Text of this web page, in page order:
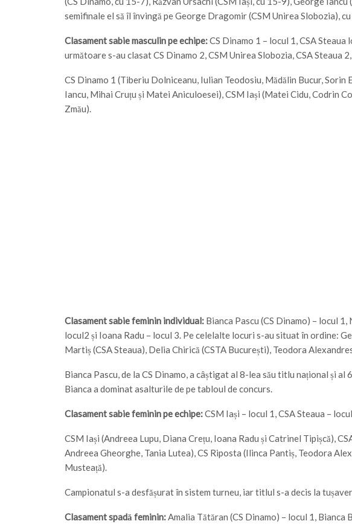
semifinale el să îl învingă pe George Dragomir (CSM Unirea Slobozia),
Clasament sabie masculin pe echipe:CS Dinamo 1 – locul 1, CSA
următoare s-au clasat CS Dinamo 2, CSM Unirea Slobozia, CSA Steaua
CS Dinamo 1 (Tiberiu Dolniceanu, Iulian Teodosiu, Mădălin Bucur, Sorin
Iancu, Mihai Cruțu și Matei Aniculoesei), CSM Iași (Matei Cidu, Codrin
Zmău).
Clasament sabie feminin individual: Bianca Pascu (CS Dinamo) – locul
locul2 și Ioana Radu – locul 3. Pe celelalte locuri s-au situat în ordine:
Martiș (CSA Steaua), Delia Chirică (CSTA București), Teodora
Bianca Pascu, de la CS Dinamo, a câștigat al 8-lea său titlu național și al
Bianca a dominat asalturile de pe tabloul de concurs.
Clasament sabie feminin pe echipe:CSM Iași – locul 1, CSA Steaua –
CSM Iași (Andreea Lupu, Diana Crețu, Ioana Radu și Catrinel Tipișcă),
Andreea Gheorghe, Tania Lutea), CS Riposta (Ilinca Pantiș, Teodora
Musteață).
Campionatul s-a desfășurat în sistem turneu, iar titlul s-a decis la
Clasament spadă feminin:Amalia Tătăran (CS Dinamo) – locul 1, Bianca